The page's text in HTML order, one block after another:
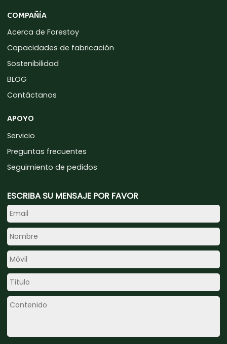
COMPAÑÍA
Acerca de Forestoy
Capacidades de fabricación
Sostenibilidad
BLOG
Contáctanos
APOYO
Servicio
Preguntas frecuentes
Seguimiento de pedidos
ESCRIBA SU MENSAJE POR FAVOR